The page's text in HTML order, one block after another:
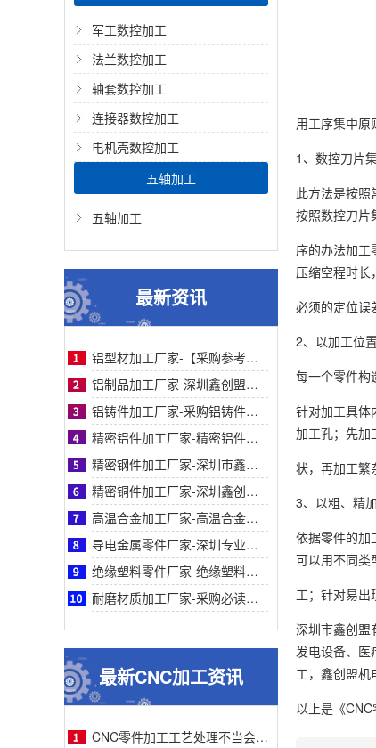
军工数控加工
法兰数控加工
轴套数控加工
连接器数控加工
电机壳数控加工
五轴加工
五轴加工
最新资讯
铝型材加工厂家-【采购参考】深圳鑫创盟铝型材加工厂家：从痛点剖析到合作对比全解析
铝制品加工厂家-深圳鑫创盟铝制品加工精密工艺高效交付助采购降本增效高品质保障
铝铸件加工厂家-采购铝铸件加工厂家指南：鑫创盟机电精密铸造与快速交付标杆实力工厂
精密铝件加工厂家-精密铝件加工厂家采购指南：鑫创盟技术、品质与案例详解（附对比表）
精密钢件加工厂家-深圳市鑫创盟精密钢件加工：高精度快交付定制化解决方案优质厂家
精密铜件加工厂家-深圳鑫创盟精密铜件加工：高精度、快交期、定制化优选方案的首选商家
高温合金加工厂家-高温合金加工采购指南：鑫创盟精密工艺对比与客户案例信任背书详解篇
导电金属零件厂家-深圳专业导电金属零件厂家鑫创盟：采购必读，品质与成本平衡之道
绝缘塑料零件厂家-绝缘塑料零件厂家采购指南：鑫创盟精密定制品质可靠降本增效首选方案
耐磨材质加工厂家-采购必读：耐磨材质加工厂家如何选？鑫创盟高耐磨低成本方案权威解析
最新CNC加工资讯
CNC零件加工工艺处理不当会有什么影响？
用工序集中原
1、数控刀片
此方法是按
按照数控刀片
序的办法加工
压缩空程时长
必须的定位误
2、以加工位
每一个零件构
针对加工具体
加工孔；先加
状，再加工繁
3、以粗、精
依据零件的加
可以用不同类
工；针对易出
深圳市鑫创盟
发电设备、医
工，鑫创盟机
以上是 《